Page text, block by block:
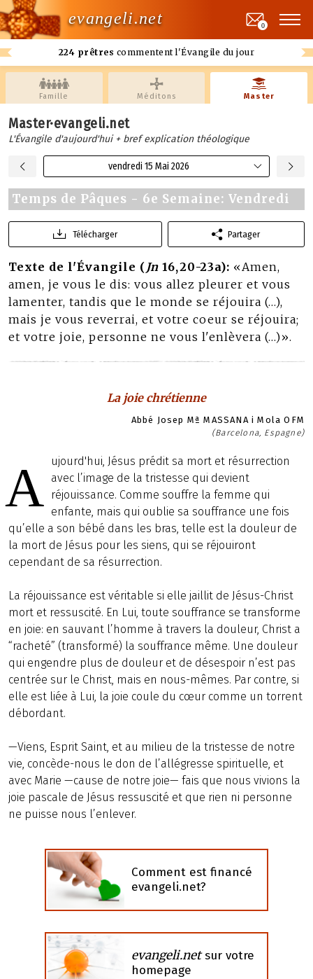
evangeli.net
224 prêtres commentent l'Évangile du jour
0
Famille Méditons Master
Master·evangeli.net
L'Évangile d'aujourd'hui + bref explication théologique
vendredi 15 Mai 2026
Temps de Pâques - 6e Semaine: Vendredi
Télécharger Partager
Texte de l'Évangile ( Jn 16,20-23a): «Amen,
amen, je vous le dis: vous allez pleurer et vous
lamenter, tandis que le monde se réjouira (…),
mais je vous reverrai, et votre coeur se réjouira;
et votre joie, personne ne vous l'enlèvera (…)».
La joie chrétienne
Abbé Josep Mª MASSANA i Mola OFM
(Barcelona, Espagne)
A
ujourd'hui, Jésus prédit sa mort et résurrection
avec l’image de la tristesse qui devient
réjouissance. Comme souffre la femme qui
enfante, mais qui oublie sa souffrance une fois
qu’elle a son bébé dans les bras, telle est la douleur de
la mort de Jésus pour les siens, qui se réjouiront
cependant de sa résurrection.
La réjouissance est véritable si elle jaillit de Jésus-Christ
mort et ressuscité. En Lui, toute souffrance se transforme
en joie: en sauvant l’homme à travers la douleur, Christ a
“racheté” (transformé) la souffrance même. Une douleur
qui engendre plus de douleur et de désespoir n’est pas
centrée sur le Christ, mais en nous-mêmes. Par contre, si
elle est liée à Lui, la joie coule du cœur comme un torrent
débordant.
—Viens, Esprit Saint, et au milieu de la tristesse de notre
vie, concède-nous le don de l’allégresse spirituelle, et
avec Marie —cause de notre joie— fais que nous vivions la
joie pascale de Jésus ressuscité et que rien ni personne
ne puisse nous l’enlever.
Comment est financé
evangeli.net?
evangeli.netsur votre
homepage